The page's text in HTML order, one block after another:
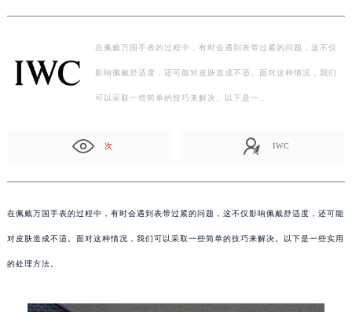
在佩戴万国手表的过程中，有时会遇到表带过紧的问题，这不仅
影响佩戴舒适度，还可能对皮肤造成不适。面对这种情况，我们
可以采取一些简单的技巧来解决。以下是一…
次 IWC
在佩戴万国手表的过程中，有时会遇到表带过紧的问题，这不仅影响佩戴舒适度，还可能
对皮肤造成不适。面对这种情况，我们可以采取一些简单的技巧来解决。以下是一些实用
的处理方法。